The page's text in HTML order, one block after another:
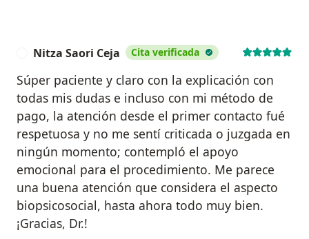
Nitza Saori Ceja Cita verificada
Súper paciente y claro con la explicación con
todas mis dudas e incluso con mi método de
pago, la atención desde el primer contacto fué
respetuosa y no me sentí criticada o juzgada en
ningún momento; contempló el apoyo
emocional para el procedimiento. Me parece
una buena atención que considera el aspecto
biopsicosocial, hasta ahora todo muy bien.
¡Gracias, Dr.!